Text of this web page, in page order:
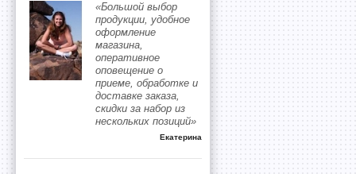
«Большой выбор
продукции, удобное
оформление
магазина,
оперативное
оповещение о
приеме, обработке и
доставке заказа,
скидки за набор из
нескольких позиций»
Екатерина